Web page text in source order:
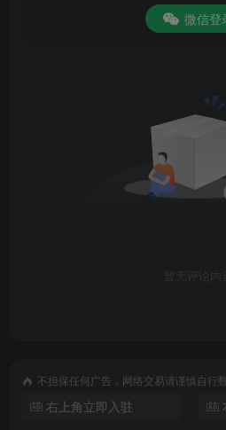
微信登
暂无评论内容
不担保任何广告，网络交易请谨慎自行
右上角立即入驻